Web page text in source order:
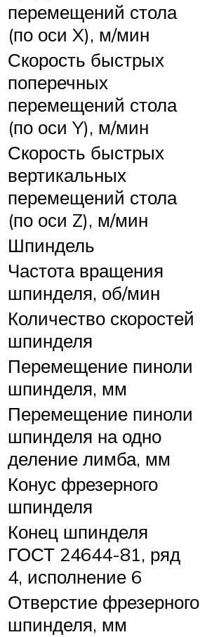
перемещений стола
(по оси X), м/мин
Скорость быстрых
поперечных
перемещений стола
(по оси Y), м/мин
Скорость быстрых
вертикальных
перемещений стола
(по оси Z), м/мин
Шпиндель
Частота вращения
шпинделя, об/мин
Количество скоростей
шпинделя
Перемещение пиноли
шпинделя, мм
Перемещение пиноли
шпинделя на одно
деление лимба, мм
Конус фрезерного
шпинделя
Конец шпинделя
ГОСТ 24644-81, ряд
4, исполнение 6
Отверстие фрезерного
шпинделя, мм